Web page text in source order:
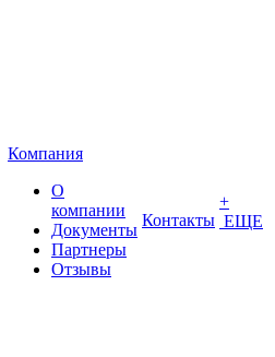
Компания
О
компании
Документы
Партнеры
Отзывы
Контакты
+
ЕЩЕ